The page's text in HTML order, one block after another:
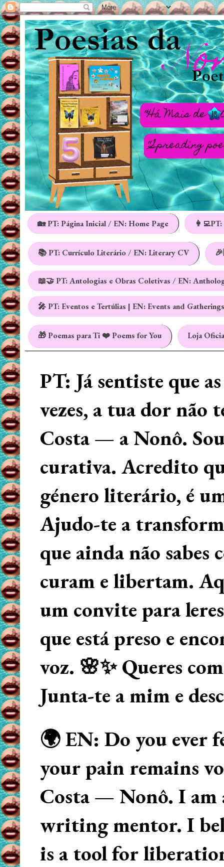
🏡 PT: Página Inicial / EN: Home Page
📚 PT: Currículo Literário / EN: Literary CV
📖🤝 PT: Antologias e Obras Coletivas / EN:
🎤 PT: Eventos e Tertúlias | EN: Events and Gatherings
🎁 Poemas para Ti ❤️ Poems for You Loja
PT: Já sentiste que
vezes, a tua dor não
Costa — a Nonô.
curativa. Acredito
género literário, é
Ajudo-te a
que ainda não
curam e libertam.
um convite para
que está preso e
voz. 🌸✨ Queres
Junta-te a mim e
🌍 EN: Do you ever
your pain remains
Costa — Nonô. I am
writing mentor. I
is a tool for